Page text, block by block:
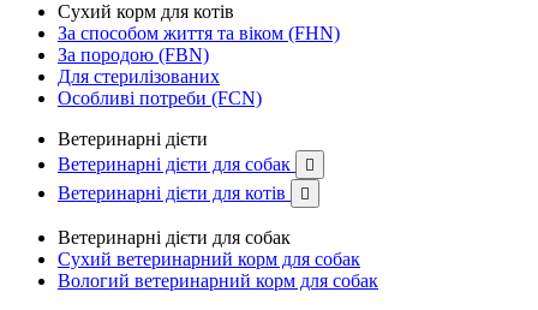
Сухий корм для котів
За способом життя та віком (FHN)
За породою (FBN)
Для стерилізованих
Особливі потреби (FCN)
Ветеринарні дієти
Ветеринарні дієти для собак

Ветеринарні дієти для котів 
Ветеринарні дієти для собак
Сухий ветеринарний корм для собак
Вологий ветеринарний корм для собак